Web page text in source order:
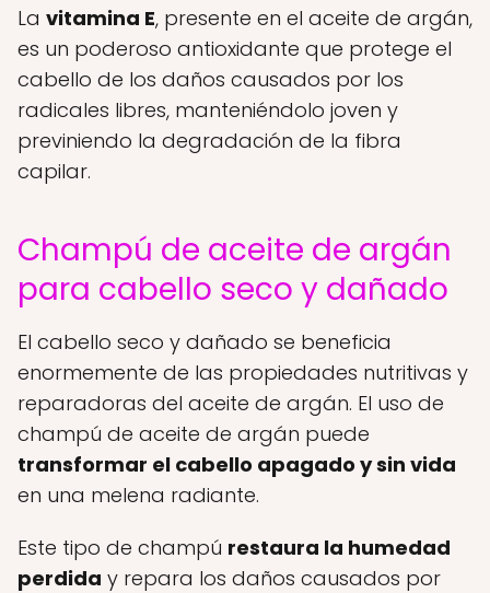
La vitamina E, presente en el aceite de argán,
es un poderoso antioxidante que protege el
cabello de los daños causados por los
radicales libres, manteniéndolo joven y
previniendo la degradación de la fibra
capilar.
Champú de aceite de argán
para cabello seco y dañado
El cabello seco y dañado se beneficia
enormemente de las propiedades nutritivas y
reparadoras del aceite de argán. El uso de
champú de aceite de argán puede
transformar el cabello apagado y sin vida
en una melena radiante.
Este tipo de champú restaura la humedad
perdida y repara los daños causados por